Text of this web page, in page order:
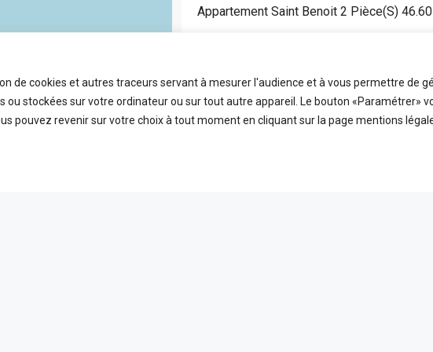
de cookies et autres traceurs servant à mesurer l'audience et à vous permettre de
ou stockées sur votre ordinateur ou sur tout autre appareil. Le bouton «Paramétrer»
pouvez revenir sur votre choix à tout moment en cliquant sur la page mentions
Appartement Saint Benoit 2 Pièce(s)
2
Pièces
FDA7472
Référence
46.6
m2